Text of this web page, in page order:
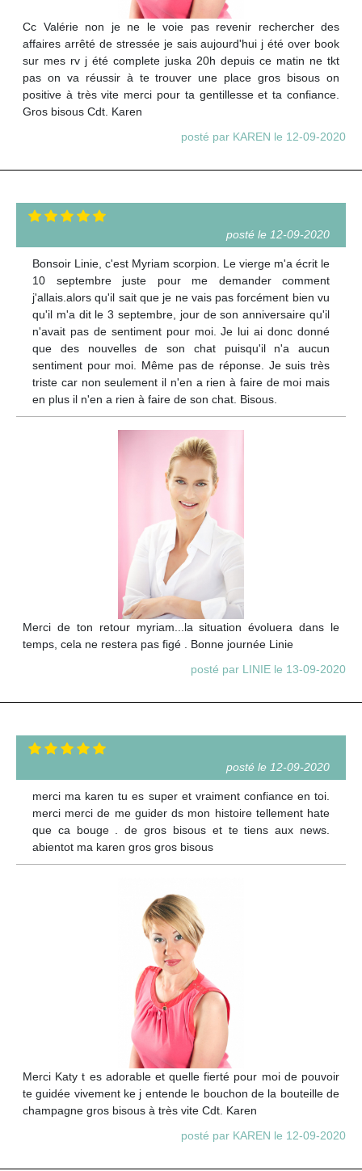
Cc Valérie non je ne le voie pas revenir rechercher des
affaires arrêté de stressée je sais aujourd'hui j été over book
sur mes rv j été complete juska 20h depuis ce matin ne tkt
pas on va réussir à te trouver une place gros bisous on
positive à très vite merci pour ta gentillesse et ta confiance.
Gros bisous Cdt. Karen
posté par KAREN le 12-09-2020
posté le 12-09-2020
Bonsoir Linie, c'est Myriam scorpion. Le vierge m'a écrit le
10 septembre juste pour me demander comment
j'allais.alors qu'il sait que je ne vais pas forcément bien vu
qu'il m'a dit le 3 septembre, jour de son anniversaire qu'il
n'avait pas de sentiment pour moi. Je lui ai donc donné
que des nouvelles de son chat puisqu'il n'a aucun
sentiment pour moi. Même pas de réponse. Je suis très
triste car non seulement il n'en a rien à faire de moi mais
en plus il n'en a rien à faire de son chat. Bisous.
Merci de ton retour myriam...la situation évoluera dans le
temps, cela ne restera pas figé . Bonne journée Linie
posté par LINIE le 13-09-2020
posté le 12-09-2020
merci ma karen tu es super et vraiment confiance en toi.
merci merci de me guider ds mon histoire tellement hate
que ca bouge . de gros bisous et te tiens aux news.
abientot ma karen gros gros bisous
Merci Katy t es adorable et quelle fierté pour moi de pouvoir
te guidée vivement ke j entende le bouchon de la bouteille de
champagne gros bisous à très vite Cdt. Karen
posté par KAREN le 12-09-2020